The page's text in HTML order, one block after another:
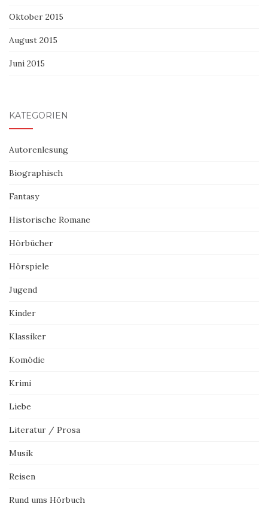
Oktober 2015
August 2015
Juni 2015
KATEGORIEN
Autorenlesung
Biographisch
Fantasy
Historische Romane
Hörbücher
Hörspiele
Jugend
Kinder
Klassiker
Komödie
Krimi
Liebe
Literatur / Prosa
Musik
Reisen
Rund ums Hörbuch